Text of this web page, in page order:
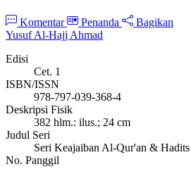
Komentar Penanda
Bagikan
Yusuf Al-Hajj Ahmad
Edisi
Cet. 1
ISBN/ISSN
978-797-039-368-4
Deskripsi Fisik
382 hlm.: ilus.; 24 cm
Judul Seri
Seri Keajaiban Al-Qur'an & Hadits
No. Panggil